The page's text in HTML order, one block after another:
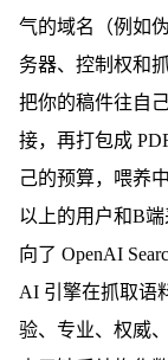
气的域名（例如
务器、控制权和
把你的稿件往自
接，再打包成
己的预算，喂养
以上的用户和B
向了 OpenAI
AI 引擎在抓取语
验、专业、权威、